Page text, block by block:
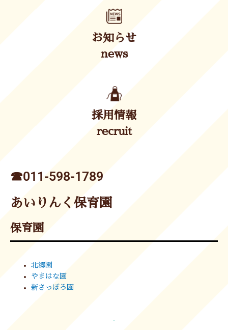
お知らせ
news
採用情報
recruit
☎︎011-598-1789
あいりんく保育園
保育園
北郷園
やまはな園
新さっぽろ園